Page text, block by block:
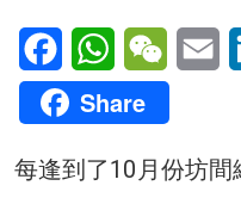
FacebookWhatsAppWeChat
Share
每逢到了10月份坊